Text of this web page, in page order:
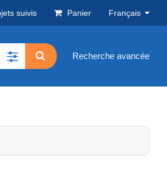
suivis Panier Français
Recherche avancée